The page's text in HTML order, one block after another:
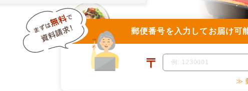
郵便番号を入力して お届け可
〒
≫